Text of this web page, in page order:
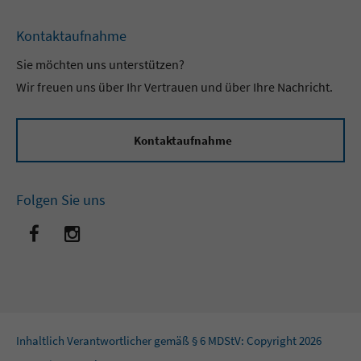
Kontaktaufnahme
Sie möchten uns unterstützen?
Wir freuen uns über Ihr Vertrauen und über Ihre Nachricht.
Kontaktaufnahme
Folgen Sie uns
Inhaltlich Verantwortlicher gemäß § 6 MDStV: Copyright 2026